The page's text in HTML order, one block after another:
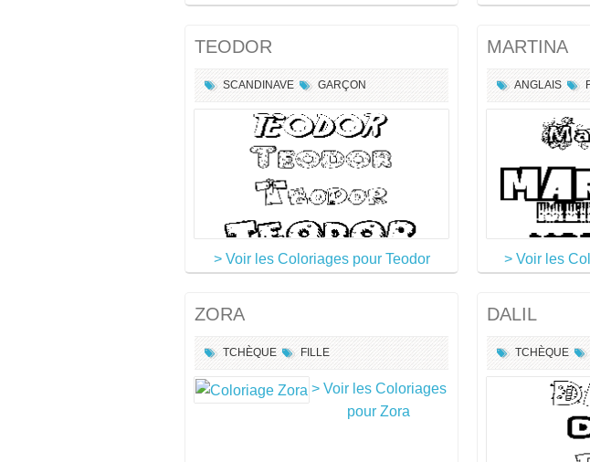
TEODOR
SCANDINAVE GARÇON
> Voir les Coloriages pour Teodor
MARTINA
ANGLAIS
> Voir les
ZORA
TCHÈQUE FILLE
> Voir les Coloriages
pour Zora
DALIL
TCHÈQUE